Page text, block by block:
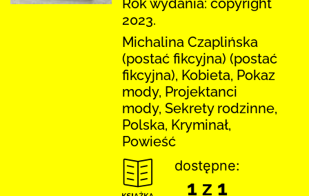
2023.
Michalina Czaplińska
(postać fikcyjna) (postać
fikcyjna), Kobieta, Pokaz
mody, Projektanci
mody, Sekrety rodzinne,
Polska, Kryminał,
Powieść
dostępne:
1 z 1